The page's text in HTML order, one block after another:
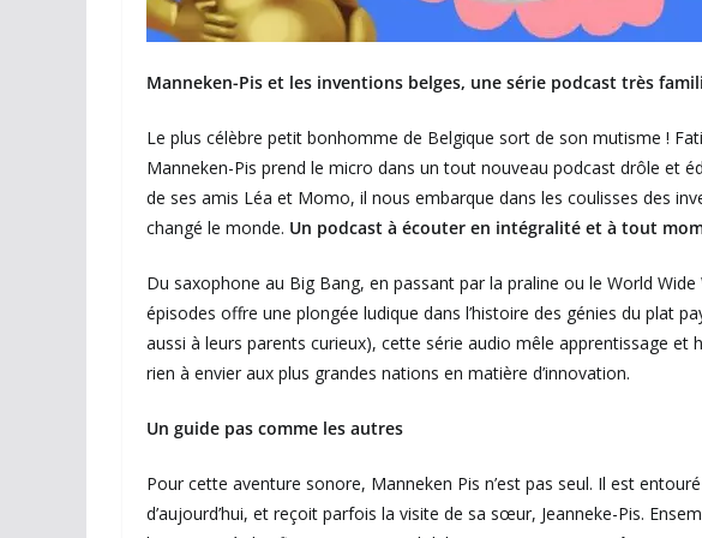
Manneken-Pis et les inventions belges, une série podcast très
Le plus célèbre petit bonhomme de Belgique sort de son mutisme !
Manneken-Pis prend le micro dans un tout nouveau podcast drôle et
de ses amis Léa et Momo, il nous embarque dans les coulisses des
changé le monde. Un podcast à écouter en intégralité et à tout
Du saxophone au Big Bang, en passant par la praline ou le World
épisodes offre une plongée ludique dans l’histoire des génies du plat
aussi à leurs parents curieux), cette série audio mêle apprentissage et
rien à envier aux plus grandes nations en matière d’innovation.
Un guide pas comme les autres
Pour cette aventure sonore, Manneken Pis n’est pas seul. Il est
d’aujourd’hui, et reçoit parfois la visite de sa sœur, Jeanneke-Pis.